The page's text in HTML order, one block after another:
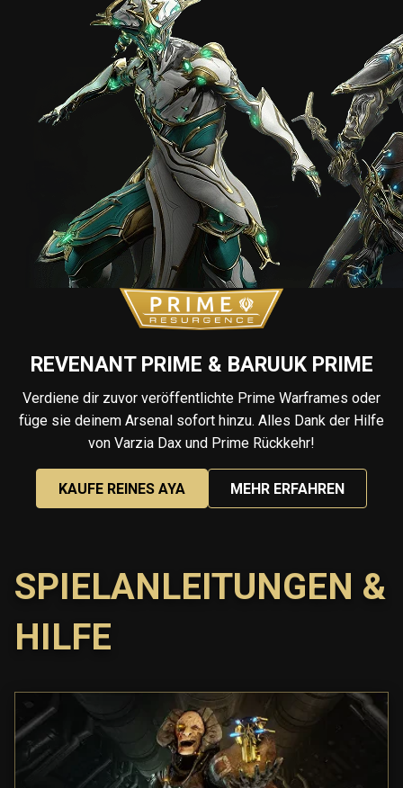
REVENANT PRIME & BARUUK PRIME
Verdiene dir zuvor veröffentlichte Prime Warframes oder
füge sie deinem Arsenal sofort hinzu. Alles Dank der Hilfe
von Varzia Dax und Prime Rückkehr!
KAUFE REINES AYA MEHR ERFAHREN
SPIELANLEITUNGEN &
HILFE